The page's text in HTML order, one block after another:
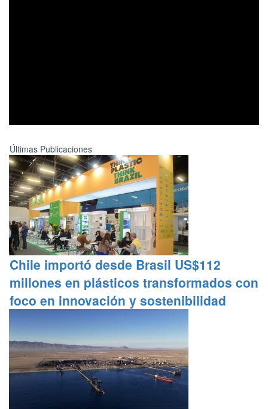
Últimas Publicaciones
Chile importó desde Brasil US$112
millones en plásticos transformados con
foco en innovación y sostenibilidad